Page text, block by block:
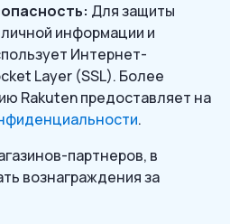
Для защиты
информации и
Интернет-
Layer (SSL). Более
Rakuten предоставляет на
.
партнеров, в
вознаграждения за